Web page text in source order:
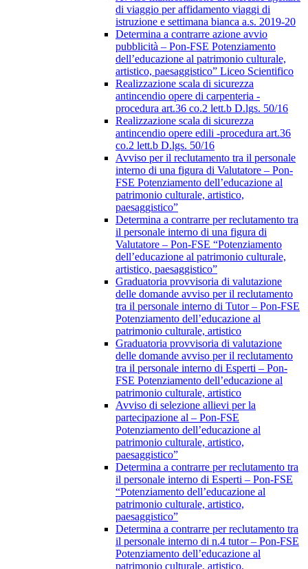
di viaggio per affidamento viaggi di
istruzione e settimana bianca a.s. 2019-20
Determina a contrarre azione avvio
pubblicità – Pon-FSE Potenziamento
dell’educazione al patrimonio culturale,
artistico, paesaggistico” Liceo Scientifico
Realizzazione scala di sicurezza
antincendio opere di carpenteria -
procedura art.36 co.2 lett.b D.lgs. 50/16
Realizzazione scala di sicurezza
antincendio opere edili -procedura art.36
co.2 lett.b D.lgs. 50/16
Avviso per il reclutamento tra il personale
interno di una figura di Valutatore – Pon-
FSE Potenziamento dell’educazione al
patrimonio culturale, artistico,
paesaggistico”
Determina a contrarre per reclutamento tra
il personale interno di una figura di
Valutatore – Pon-FSE “Potenziamento
dell’educazione al patrimonio culturale,
artistico, paesaggistico”
Graduatoria provvisoria di valutazione
delle domande avviso per il reclutamento
tra il personale interno di Tutor – Pon-FSE
Potenziamento dell’educazione al
patrimonio culturale, artistico
Graduatoria provvisoria di valutazione
delle domande avviso per il reclutamento
tra il personale interno di Esperti – Pon-
FSE Potenziamento dell’educazione al
patrimonio culturale, artistico
Avviso di selezione allievi per la
partecipazione al – Pon-FSE
Potenziamento dell’educazione al
patrimonio culturale, artistico,
paesaggistico”
Determina a contrarre per reclutamento tra
il personale interno di Esperti – Pon-FSE
“Potenziamento dell’educazione al
patrimonio culturale, artistico,
paesaggistico”
Determina a contrarre per reclutamento tra
il personale interno di n.4 tutor – Pon-FSE
Potenziamento dell’educazione al
patrimonio culturale, artistico,